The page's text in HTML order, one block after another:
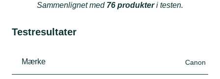
Sammenlignet med 76 produkteri testen.
Testresultater
Mærke Canon